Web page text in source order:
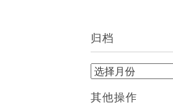
归档
归
其他操作